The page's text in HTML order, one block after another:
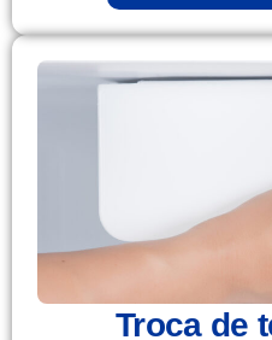
Troca de